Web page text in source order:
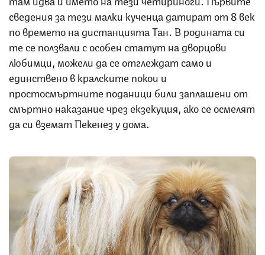
сведения за тези малки кученца датират от 8 век
по времето на дистанцията Тан. В родината си
те се ползвали с особен статут на дворцови
любимци, можели да се отглеждат само и
единствено в кралските покои и
простосмъртните поданици били заплашени от
смъртно наказание чрез екзекуция, ако се осмелят
да си вземат Пекенез у дома.